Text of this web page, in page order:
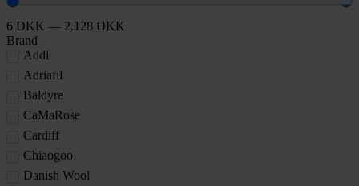
6 DKK — 2.128 DKK
Brand
Addi
Adriafil
Baldyre
CaMaRose
Cardiff
Chiaogoo
Danish Wool